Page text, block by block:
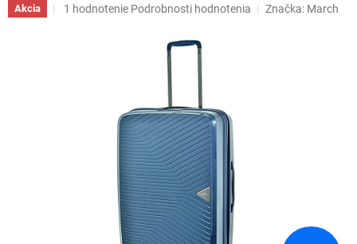
Akcia
Priemerné
1 hodnotenie Podrobnosti hodnotenia Značka: March